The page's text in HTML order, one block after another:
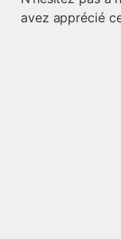
avez apprécié